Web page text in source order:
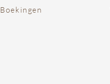
Boekingen